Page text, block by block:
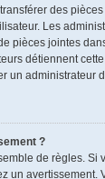
des
Les
pièces jointes
détiennent
un administrateur
?
de règles. Si
un avertissement.